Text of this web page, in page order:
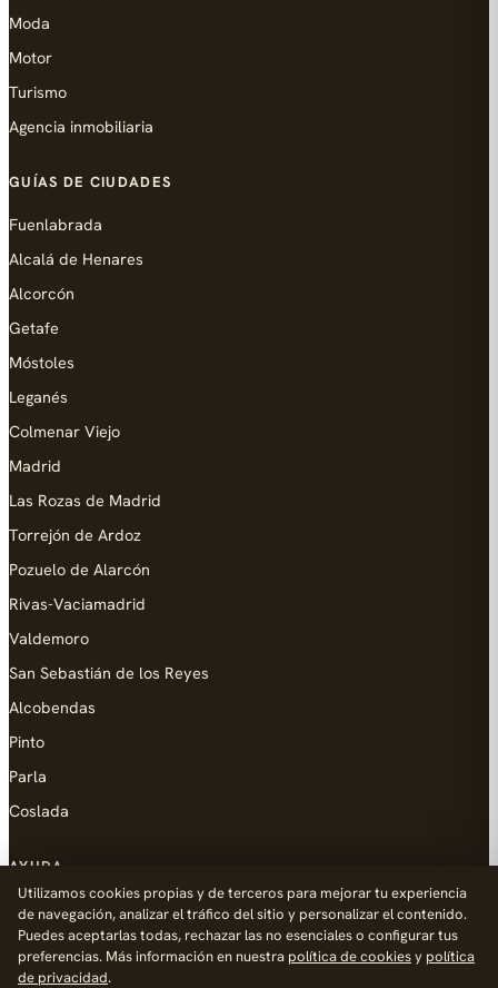
Moda
Motor
Turismo
Agencia inmobiliaria
GUÍAS DE CIUDADES
Fuenlabrada
Alcalá de Henares
Alcorcón
Getafe
Móstoles
Leganés
Colmenar Viejo
Madrid
Las Rozas de Madrid
Torrejón de Ardoz
Pozuelo de Alarcón
Rivas-Vaciamadrid
Valdemoro
San Sebastián de los Reyes
Alcobendas
Pinto
Parla
Coslada
AYUDA
Añadir empresa
Contacto
Política de Privacidad
Utilizamos cookies propias y de terceros para mejorar tu experiencia
de navegación, analizar el tráfico del sitio y personalizar el contenido.
Puedes aceptarlas todas, rechazar las no esenciales o configurar tus
preferencias. Más información en nuestra política de cookiesy política
de privacidad.